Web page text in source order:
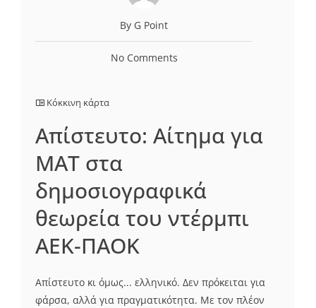
By G Point
No Comments
Κόκκινη κάρτα
Απίστευτο: Αίτημα για
ΜΑΤ στα
δημοσιογραφικά
θεωρεία του ντέρμπι
ΑΕΚ-ΠΑΟΚ
Απίστευτο κι όμως... ελληνικό. Δεν πρόκειται για
φάρσα, αλλά για πραγματικότητα. Με τον πλέον